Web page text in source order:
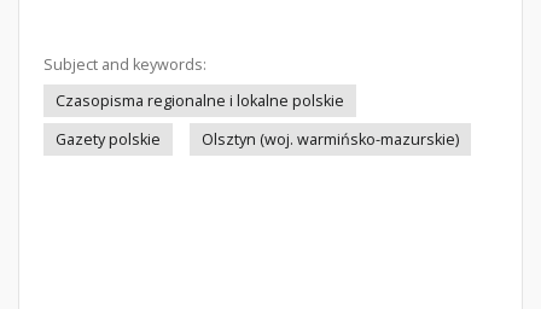
Subject and keywords:
Czasopisma regionalne i lokalne polskie
Gazety polskie
Olsztyn (woj. warmińsko-mazurskie)